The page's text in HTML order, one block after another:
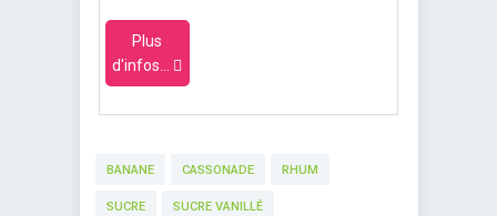
Plus
d'infos...
BANANE CASSONADE RHUM
SUCRE SUCRE VANILLÉ